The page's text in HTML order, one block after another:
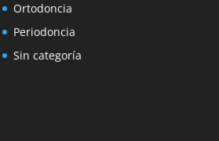
Ortodoncia
Periodoncia
Sin categoría